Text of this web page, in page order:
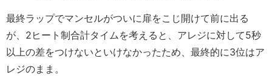
最終ラップでマンセルがついに扉をこじ開けて前に出る
が、2ヒート制合計タイムを考えると、アレジに対して5秒
以上の差をつけないといけなかったため、最終的に3位はア
レジのまま。